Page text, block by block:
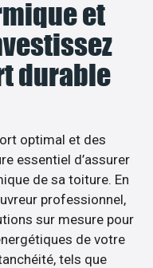
et
durable
optimal et des
essentiel d’assurer
de sa toiture. En
professionnel,
sur mesure pour
de votre
tels que